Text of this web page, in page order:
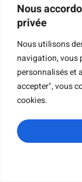
Nous
privée
Nous utilisons
navigation, vous
personnalisés et
accepter", vous
cookies.
Oswin (Ventes)
seller@ybj-
SIEGE
Room 1503,
Road.